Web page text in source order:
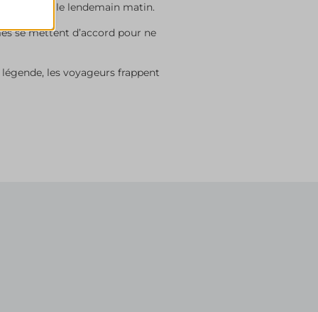
heures le lendemain matin.
se mettent d’accord pour ne
les voyageurs frappent